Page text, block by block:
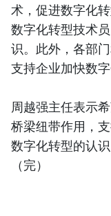
术，促进数字化
数字化转型技术
识。此外，各部
支持企业加快数
周越强主任表示
桥梁纽带作用，
数字化转型的认
（完）